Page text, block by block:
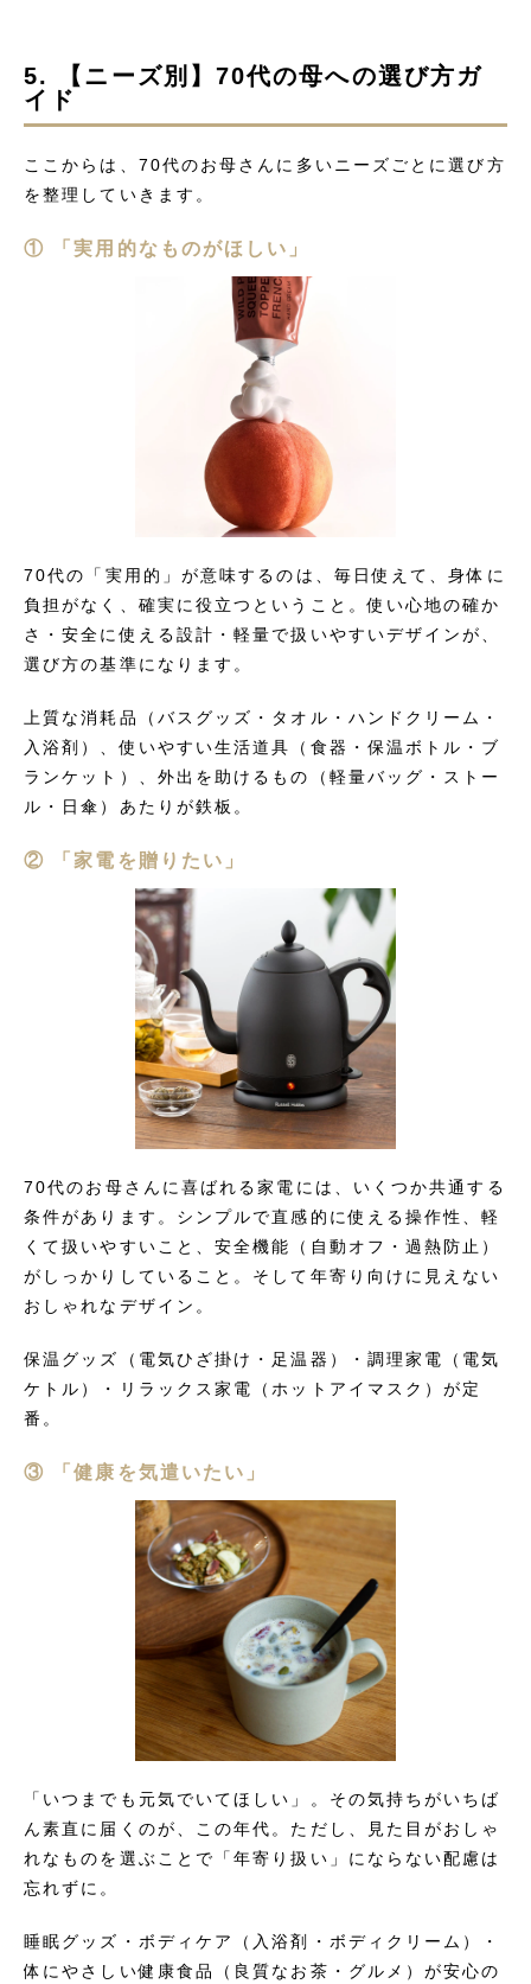
5. 【ニーズ別】70代の母への選び方ガ
イド
ここからは、70代のお母さんに多いニーズごとに選び方
を整理していきます。
① 「実用的なものがほしい」
70代の「実用的」が意味するのは、毎日使えて、身体に
負担がなく、確実に役立つということ。使い心地の確か
さ・安全に使える設計・軽量で扱いやすいデザインが、
選び方の基準になります。
上質な消耗品（バスグッズ・タオル・ハンドクリーム・
入浴剤）、使いやすい生活道具（食器・保温ボトル・ブ
ランケット）、外出を助けるもの（軽量バッグ・ストー
ル・日傘）あたりが鉄板。
② 「家電を贈りたい」
70代のお母さんに喜ばれる家電には、いくつか共通する
条件があります。シンプルで直感的に使える操作性、軽
くて扱いやすいこと、安全機能（自動オフ・過熱防止）
がしっかりしていること。そして年寄り向けに見えない
おしゃれなデザイン。
保温グッズ（電気ひざ掛け・足温器）・調理家電（電気
ケトル）・リラックス家電（ホットアイマスク）が定
番。
③ 「健康を気遣いたい」
「いつまでも元気でいてほしい」。その気持ちがいちば
ん素直に届くのが、この年代。ただし、見た目がおしゃ
れなものを選ぶことで「年寄り扱い」にならない配慮は
忘れずに。
睡眠グッズ・ボディケア（入浴剤・ボディクリーム）・
体にやさしい健康食品（良質なお茶・グルメ）が安心の